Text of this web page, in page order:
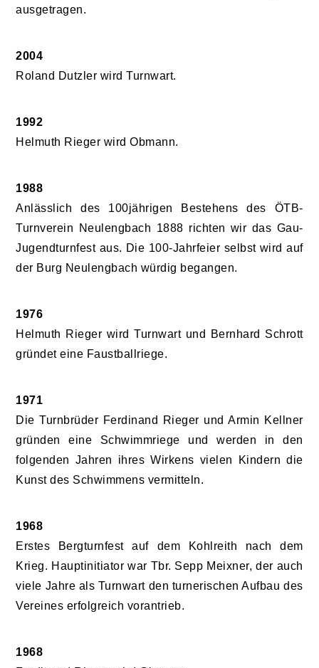
ausgetragen.
2004
Roland Dutzler wird Turnwart.
1992
Helmuth Rieger wird Obmann.
1988
Anlässlich des 100jährigen Bestehens des ÖTB-
Turnverein Neulengbach 1888 richten wir das Gau-
Jugendturnfest aus. Die 100-Jahrfeier selbst wird auf
der Burg Neulengbach würdig begangen.
1976
Helmuth Rieger wird Turnwart und Bernhard Schrott
gründet eine Faustballriege.
1971
Die Turnbrüder Ferdinand Rieger und Armin Kellner
gründen eine Schwimmriege und werden in den
folgenden Jahren ihres Wirkens vielen Kindern die
Kunst des Schwimmens vermitteln.
1968
Erstes Bergturnfest auf dem Kohlreith nach dem
Krieg. Hauptinitiator war Tbr. Sepp Meixner, der auch
viele Jahre als Turnwart den turnerischen Aufbau des
Vereines erfolgreich vorantrieb.
1968